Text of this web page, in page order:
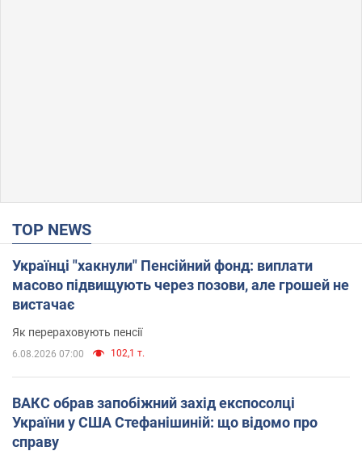
TOP NEWS
Українці "хакнули" Пенсійний фонд: виплати
масово підвищують через позови, але грошей не
вистачає
Як перераховують пенсії
6.08.2026 07:00 102,1 т.
ВАКС обрав запобіжний захід експосолці
України у США Стефанішиній: що відомо про
справу